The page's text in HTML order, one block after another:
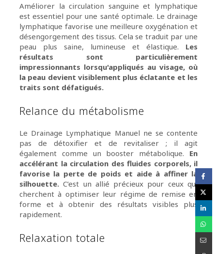
Améliorer la circulation sanguine et lymphatique
est essentiel pour une santé optimale. Le drainage
lymphatique favorise une meilleure oxygénation et
désengorgement des tissus. Cela se traduit par une
peau plus saine, lumineuse et élastique. Les
résultats sont particulièrement
impressionnants lorsqu'appliqués au visage, où
la peau devient visiblement plus éclatante et les
traits sont défatigués.
Relance du métabolisme
Le Drainage Lymphatique Manuel ne se contente
pas de détoxifier et de revitaliser ; il agit
également comme un booster métabolique. En
accélérant la circulation des fluides corporels, il
favorise la perte de poids et aide à affiner la
silhouette. C’est un allié précieux pour ceux qui
cherchent à optimiser leur régime de remise en
forme et à obtenir des résultats visibles plus
rapidement.
Relaxation totale